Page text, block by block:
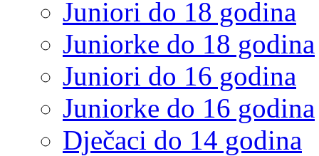
Juniori do 18 godina
Juniorke do 18 godina
Juniori do 16 godina
Juniorke do 16 godina
Dječaci do 14 godina